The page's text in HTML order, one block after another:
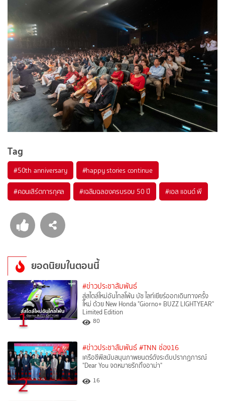
Tag
#50th anniversary #happy stories continue
#คอนเสิร์ตการกุศล #เฉลิมฉลองครบรอบ 50 ปี #เอส แอนด์ พี
ยอดนิยมในตอนนี้
1
#ข่าวประชาสัมพันธ์
สู่สไตล์ใหม่อันไกลโพ้น บัซ ไลท์เยียร์ออกเดินทางครั้ง
ใหม่ ด้วย New Honda "Giorno+ BUZZ LIGHTYEAR"
Limited Edition
80
2
#ข่าวประชาสัมพันธ์ #TNN ช่อง16
เครือซีพีสนับสนุนภาพยนตร์ดังระดับปรากฏการณ์
"Dear You จดหมายรักถึงอาม่า"
16